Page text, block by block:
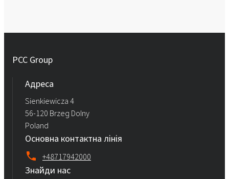
PCC Group
Адреса
Sienkiewicza 4
56-120 Brzeg Dolny
Poland
Основна контактна лінія
+48717942000
Знайди нас